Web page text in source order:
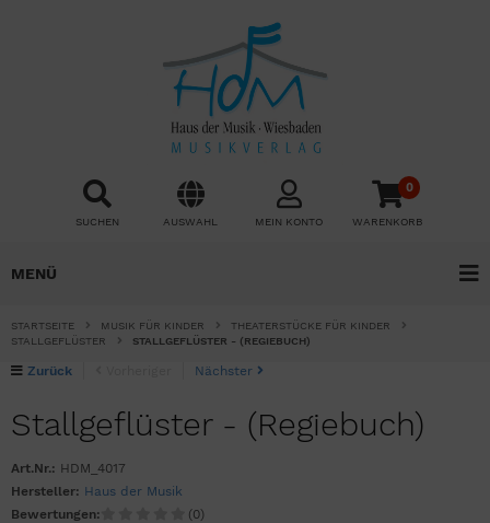
SUCHEN AUSWAHL MEIN KONTO
0
WARENKORB
MENÜ
STARTSEITE MUSIK FÜR KINDER
THEATERSTÜCKE FÜR KINDER
STALLGEFLÜSTER
STALLGEFLÜSTER - (REGIEBUCH)
Stallgeflüster - (Regiebuch)
Art.Nr.: HDM_4017
Hersteller: Haus der Musik
Bewertungen:
(0)
Zurück Nächster